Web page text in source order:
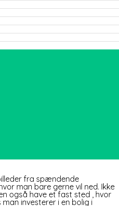
fra spændende
man bare gerne vil ned. Ikke
også have et fast sted , hvor
investerer i en bolig i